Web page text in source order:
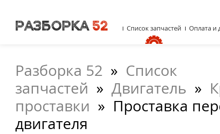
Разборка 52 » Список
запчастей » Двигатель »
проставки » Проставка
двигателя
Список запчастей Оплата и